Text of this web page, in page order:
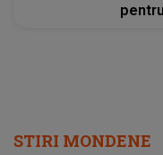
STIRI MONDENE